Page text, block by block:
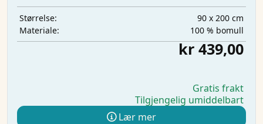
Størrelse:
90 x 200 cm
Materiale:
100 % bomull
kr 439,00
Gratis frakt
Tilgjengelig umiddelbart
Lær mer